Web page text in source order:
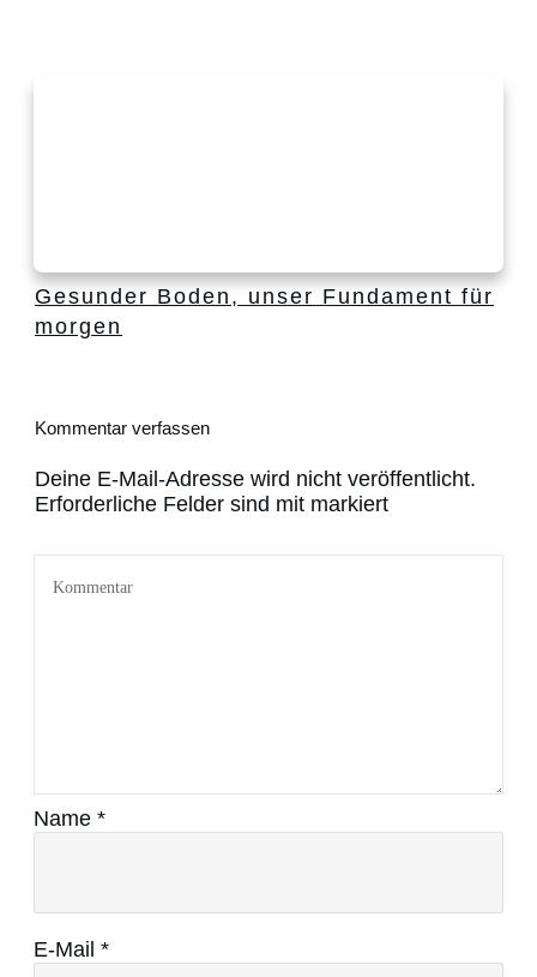
Gesunder Boden, unser Fundament für
morgen
Kommentar verfassen
Deine E-Mail-Adresse wird nicht veröffentlicht.
Erforderliche Felder sind mit markiert
Name *
E-Mail *